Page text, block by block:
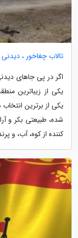
تالاب چغاخور ،
اگر در پی جاهای
یکی از زیباترین
یکی از برترین
شده، طبیعتی بکر و
کننده از کوه، آب، و